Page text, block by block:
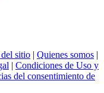
sitio | Quienes somos |
| Condiciones de Uso y
del consentimiento de